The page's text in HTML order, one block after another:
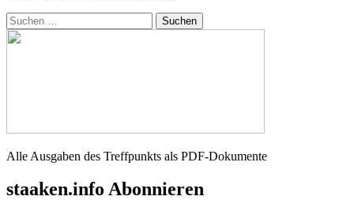
Suchen
nach:
Alle Ausgaben des Treffpunkts als PDF-Dokumente
staaken.info Abonnieren